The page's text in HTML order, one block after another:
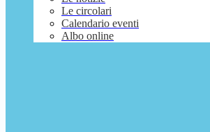
Le circolari
Calendario eventi
Albo online